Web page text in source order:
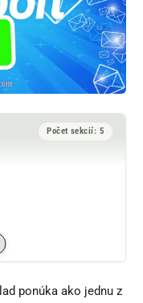
Počet sekcií: 5
ponúka ako jednu z